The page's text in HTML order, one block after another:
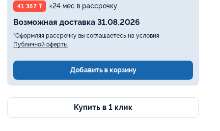
41 357 ₸ ×24 мес в рассрочку
Возможная доставка 31.08.2026
*Оформляя рассрочку вы соглашаетесь на условия
Публичной оферты
Добавить в корзину
Купить в 1 клик